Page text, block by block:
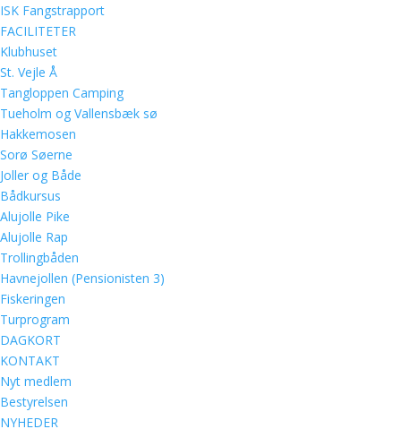
ISK Fangstrapport
FACILITETER
Klubhuset
St. Vejle Å
Tangloppen Camping
Tueholm og Vallensbæk sø
Hakkemosen
Sorø Søerne
Joller og Både
Bådkursus
Alujolle Pike
Alujolle Rap
Trollingbåden
Havnejollen (Pensionisten 3)
Fiskeringen
Turprogram
DAGKORT
KONTAKT
Nyt medlem
Bestyrelsen
NYHEDER